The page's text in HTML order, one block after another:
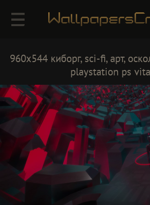
960x544 киборг, sci-fi, арт,
playstation ps vita